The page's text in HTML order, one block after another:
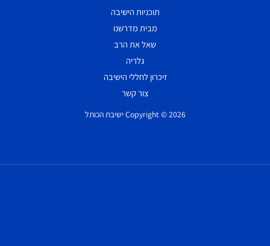
תוכניות הישיבה
מבית מדרשנו
שאל את הרב
גלריה
זיכרון לחללי הישיבה
צור קשר
Copyright © 2026 ישיבת הכותל